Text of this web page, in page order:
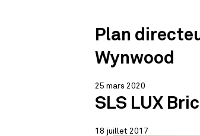
Plan
Wynwood
25 mars 2020
SLS LUX
18 juillet 2017